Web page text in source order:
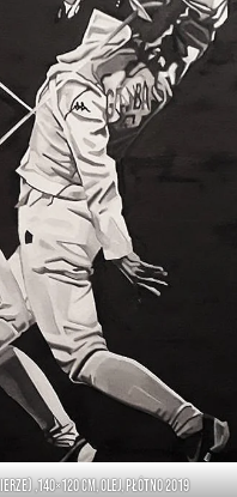
,140×120 cm, olej, płótno 2019